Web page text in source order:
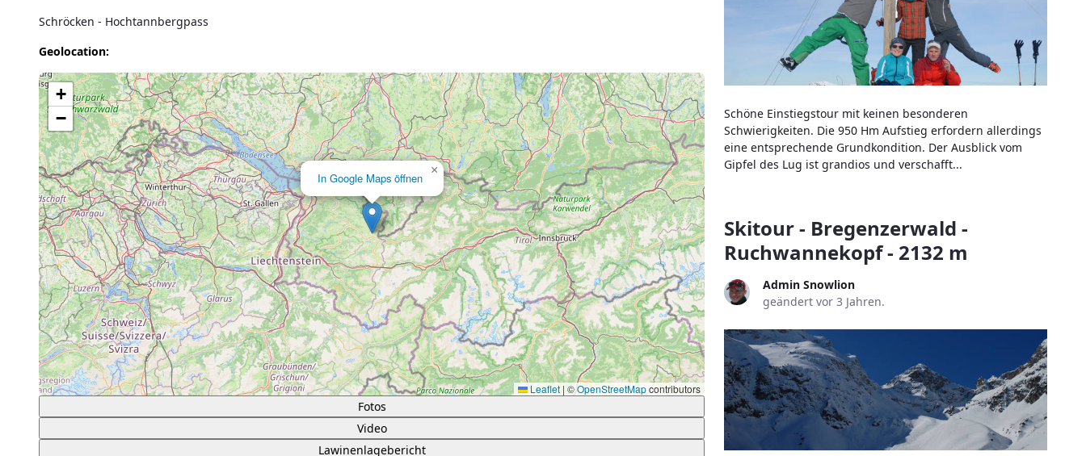
Schröcken - Hochtannbergpass
Geolocation:
Lade Karte...
In Google Maps öffnen
×
+
−
Leaflet | ©OpenStreetMapcontributors
Fotos
Video
Lawinenlagebericht
Schöne Einstiegstour mit keinen besonderen
Schwierigkeiten. Die 950 Hm Aufstieg erfordern allerdings
eine entsprechende Grundkondition. Der Ausblick vom
Gipfel des Lug ist grandios und verschafft...
Skitour - Bregenzerwald -
Ruchwannekopf - 2132 m
Admin Snowlion
geändert vor 3 Jahren.